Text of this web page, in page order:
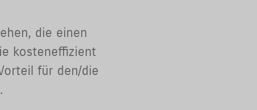
die einen
kosteneffizient
für den/die